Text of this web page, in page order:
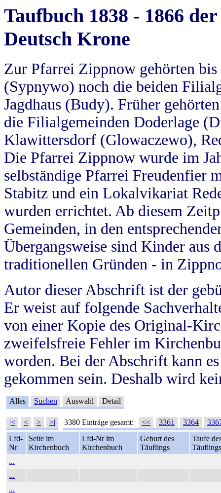
Taufbuch 1838 - 1866
Deutsch Krone
Zur Pfarrei Zippnow gehörten
(Sypnywo) noch die beiden
Jagdhaus (Budy). Früher
die Filialgemeinden Doderlage
Klawittersdorf (Glowaczewo),
Die Pfarrei Zippnow wurde im
selbständige Pfarrei Freudenfier
Stabitz und ein Lokalvikariat
wurden errichtet. Ab diesem
Gemeinden, in den
Übergangsweise sind Kinder aus
traditionellen Gründen - in
Autor dieser Abschrift ist der
Er weist auf folgende
von einer Kopie des Original-
zweifelsfreie Fehler im
worden. Bei der Abschrift kann
gekommen sein. Deshalb wird
Alles Suchen Auswahl Detail
|< < > >| 3380 Einträge gesamt: << 3361 3364
Lfd-
Nr
Seite im
Kirchenbuch
Lfd-Nr im
Kirchenbuch
Geburt des
Täuflings
Taufe
Täuflings
...
...
...